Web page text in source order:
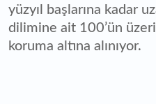
yüzyıl başlarına kadar
dilimine ait 100’ün
koruma altına alınıyor.